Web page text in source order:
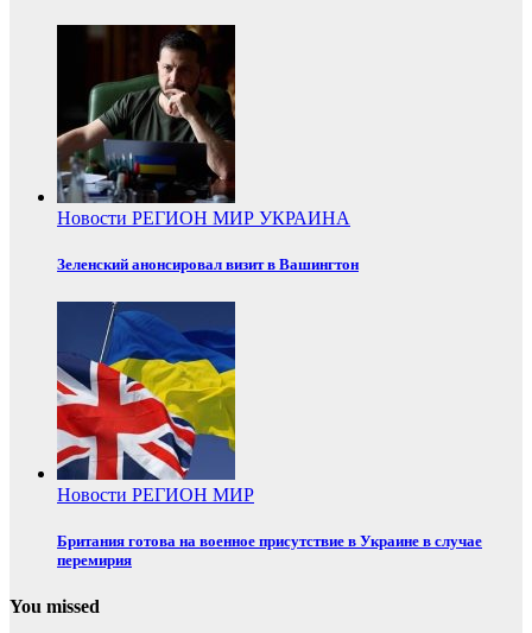
Новости РЕГИОН МИР УКРАИНА
Зеленский анонсировал визит в Вашингтон
Новости РЕГИОН МИР
Британия готова на военное присутствие в Украине в случае
перемирия
You missed